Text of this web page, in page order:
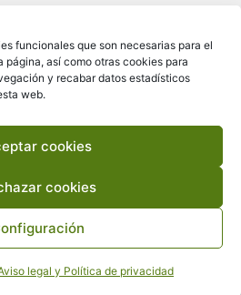
funcionales que son necesarias para el
así como otras cookies para
y recabar datos estadísticos
web.
cookies
cookies
legal y Política de privacidad
© 2026 FICARA®